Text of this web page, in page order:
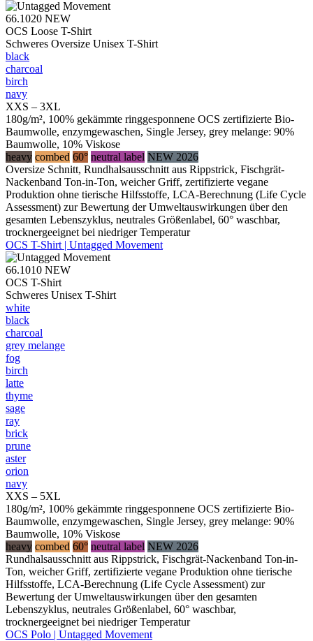
66.1020 NEW
OCS Loose T-Shirt
Schweres Oversize Unisex T-Shirt
black
charcoal
birch
navy
XXS – 3XL
180g/m², 100% gekämmte ringgesponnene OCS zertifizierte Bio-
Baumwolle, enzymgewaschen, Single Jersey, grey melange: 90%
Baumwolle, 10% Viskose
heavy combed 60° neutral label NEW 2026
Oversize Schnitt, Rundhalsausschnitt aus Rippstrick, Fischgrät-
Nackenband Ton-in-Ton, weicher Griff, zertifizierte vegane
Produktion ohne tierische Hilfsstoffe, LCA-Berechnung (Life Cycle
Assessment) zur Bewertung der Umweltauswirkungen über den
gesamten Lebenszyklus, neutrales Größenlabel, 60° waschbar,
trocknergeeignet bei niedriger Temperatur
OCS T-Shirt | Untagged Movement
66.1010 NEW
OCS T-Shirt
Schweres Unisex T-Shirt
white
black
charcoal
grey melange
fog
birch
latte
thyme
sage
ray
brick
prune
aster
orion
navy
XXS – 5XL
180g/m², 100% gekämmte ringgesponnene OCS zertifizierte Bio-
Baumwolle, enzymgewaschen, Single Jersey, grey melange: 90%
Baumwolle, 10% Viskose
heavy combed 60° neutral label NEW 2026
Rundhalsausschnitt aus Rippstrick, Fischgrät-Nackenband Ton-in-
Ton, weicher Griff, zertifizierte vegane Produktion ohne tierische
Hilfsstoffe, LCA-Berechnung (Life Cycle Assessment) zur
Bewertung der Umweltauswirkungen über den gesamten
Lebenszyklus, neutrales Größenlabel, 60° waschbar,
trocknergeeignet bei niedriger Temperatur
OCS Polo | Untagged Movement